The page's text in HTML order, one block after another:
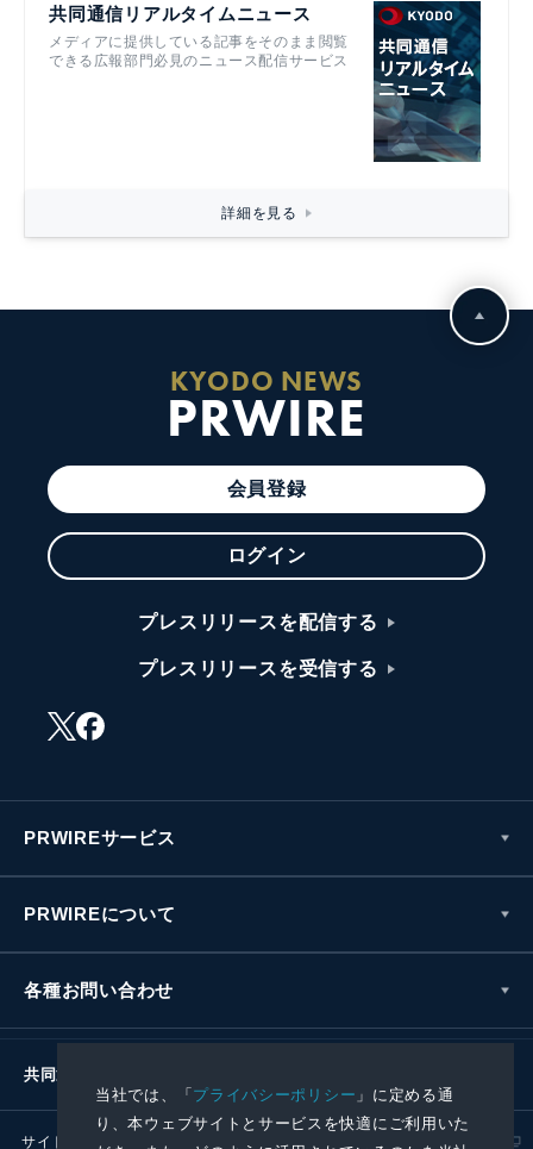
当社では、「プライバシーポリシー 」に定める通
り、本ウェブサイトとサービスを快適にご利用いた
共同通信リアルタイムニュース
メディアに提供している記事をそのまま閲覧
できる広報部門必見のニュース配信サービス
詳細を見る
KYODO NEWS
PRWIRE
会員登録
ログイン
プレスリリースを配信する
プレスリリースを受信する
PRWIREサービス
PRWIREについて
各種お問い合わせ
共同通信社グループ
サイトポリシー プライバシーポリシー